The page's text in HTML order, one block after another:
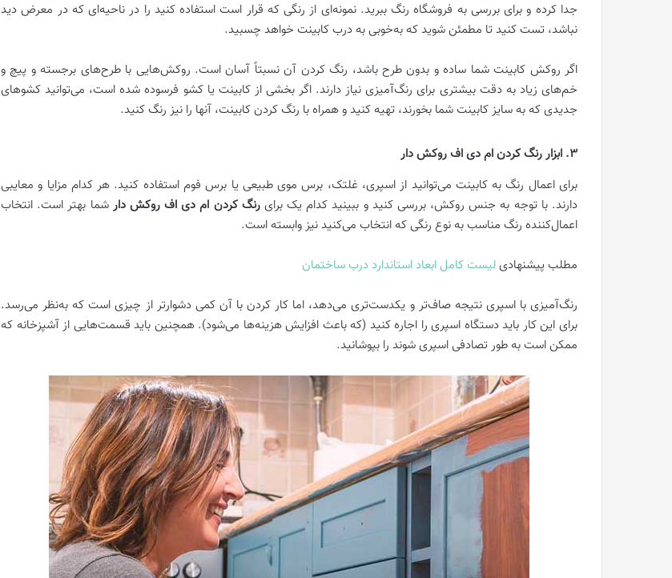
جدا کرده و برای بررسی به فروشگاه رنگ ببرید. نمونه‌ای از رنگی که قرار است استفاده کنید را در ناحیه‌ای که در معرض دید
نباشد، تست کنید تا مطمئن شوید که به‌خوبی به درب کابینت خواهد چسبید.
اگر روکش کابینت شما ساده و بدون طرح باشد، رنگ کردن آن نسبتاً آسان است. روکش‌هایی با طرح‌های برجسته و پیچ و
خم‌های زیاد به دقت بیشتری برای رنگ‌آمیزی نیاز دارند. اگر بخشی از کابینت یا کشو فرسوده شده است، می‌توانید کشوهای
جدیدی که به سایز کابینت شما بخورند، تهیه کنید و همراه با رنگ کردن کابینت، آنها را نیز رنگ کنید.
3. ابزار رنگ کردن ام دی اف روکش دار
برای اعمال رنگ به کابینت می‌توانید از اسپری، غلتک، برس موی طبیعی یا برس فوم استفاده کنید. هر کدام مزایا و معایبی
دارند. با توجه به جنس روکش، بررسی کنید و ببینید کدام یک برایرنگ کردن ام دی اف روکش دار شما بهتر است. انتخاب
اعمال‌کننده رنگ مناسب به نوع رنگی که انتخاب می‌کنید نیز وابسته است.
مطلب پیشنهادیلیست کامل ابعاد استاندارد درب ساختمان
رنگ‌آمیزی با اسپری نتیجه صاف‌تر و یکدست‌تری می‌دهد، اما کار کردن با آن کمی دشوارتر از چیزی است که به‌نظر می‌رسد.
برای این کار باید دستگاه اسپری را اجاره کنید (که باعث افزایش هزینه‌ها می‌شود). همچنین باید قسمت‌هایی از آشپزخانه که
ممکن است به طور تصادفی اسپری شوند را بپوشانید.